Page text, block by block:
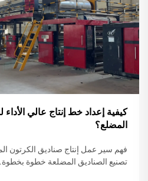
كيفية إعداد خط إنتاج عالي
المضلع؟
فهم سير عمل إنتاج صناديق الكرتون
تصنيع الصناديق المضلعة خطوة